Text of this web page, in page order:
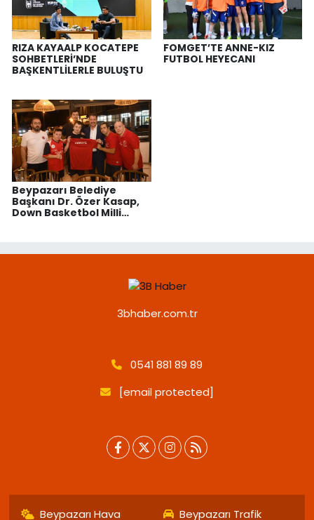
RIZA KAYAALP KOCATEPE
SOHBETLERİ’NDE
BAŞKENTLİLERLE BULUŞTU
FOMGET’TE ANNE-KIZ
FUTBOL HEYECANI
Beypazarı Belediye
Başkanı Dr. Özer Kasap,
Down Basketbol Milli
3bhaber.com.tr
0541 881 89 89
[email protected]
Beypazarı Hava Beypazarı Trafik